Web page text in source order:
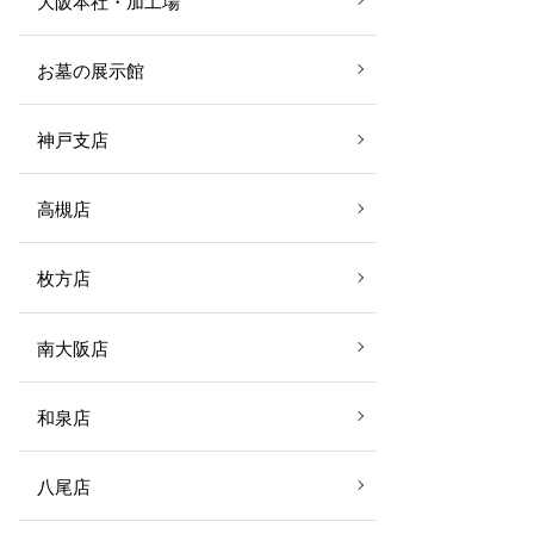
お墓の展示館
神戸支店
高槻店
枚方店
南大阪店
和泉店
八尾店